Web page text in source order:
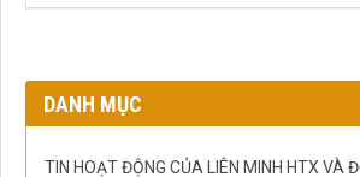
DANH MỤC
TIN HOẠT ĐỘNG CỦA LIÊN MINH HTX VÀ